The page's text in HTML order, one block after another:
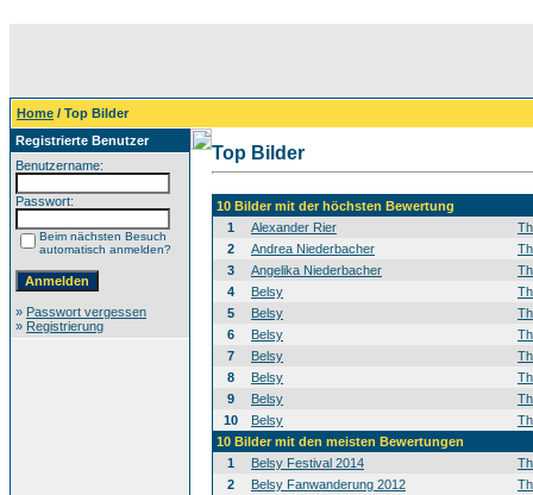
Home / Top Bilder
Registrierte Benutzer
Benutzername:
Passwort:
Beim nächsten Besuch
automatisch anmelden?
» Passwort vergessen
» Registrierung
Top Bilder
10 Bilder mit der höchsten Bewertung
1
Alexander Rier
2
Andrea Niederbacher
3
Angelika Niederbacher
4
Belsy
5
Belsy
6
Belsy
7
Belsy
8
Belsy
9
Belsy
10
Belsy
10 Bilder mit den meisten Bewertungen
1
Belsy Festival 2014
2
Belsy Fanwanderung 2012